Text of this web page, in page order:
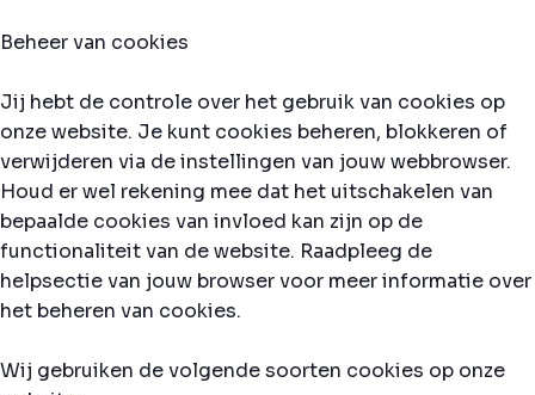
Beheer van cookies
Jij hebt de controle over het gebruik van cookies op
onze website. Je kunt cookies beheren, blokkeren of
verwijderen via de instellingen van jouw webbrowser.
Houd er wel rekening mee dat het uitschakelen van
bepaalde cookies van invloed kan zijn op de
functionaliteit van de website. Raadpleeg de
helpsectie van jouw browser voor meer informatie over
het beheren van cookies.
Wij gebruiken de volgende soorten cookies op onze